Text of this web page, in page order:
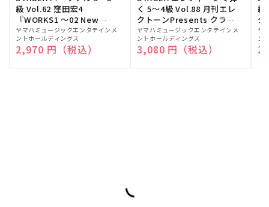
級 Vol.62 窪田宏4
『WORKS1 ～02 New
edition～』
販
売
元:
ヤマハミュージックエンタテインメ
ントホールディングス
通常価格
2,970 円（税込）
く 5～4級 Vol.88 月刊エレ
クトーンPresents クラシ
ック名曲集
販
売
元:
ヤマハミュージックエンタテインメ
ントホールディングス
通常価格
3,080 円（税込）
級
ク
販
売
元:
ヤ
ン